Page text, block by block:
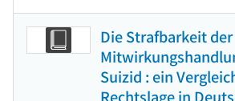
Die Strafbarkeit der
Suizid : ein
Rechtslage in